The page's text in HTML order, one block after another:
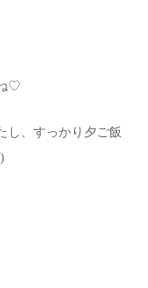
♡
し、すっかり夕ご飯